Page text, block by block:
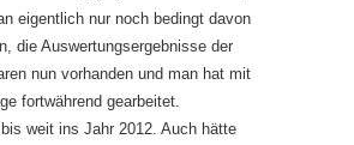
eigentlich nur noch bedingt davon
die Auswertungsergebnisse der
nun vorhanden und man hat mit
fortwährend gearbeitet.
weit ins Jahr 2012. Auch hätte